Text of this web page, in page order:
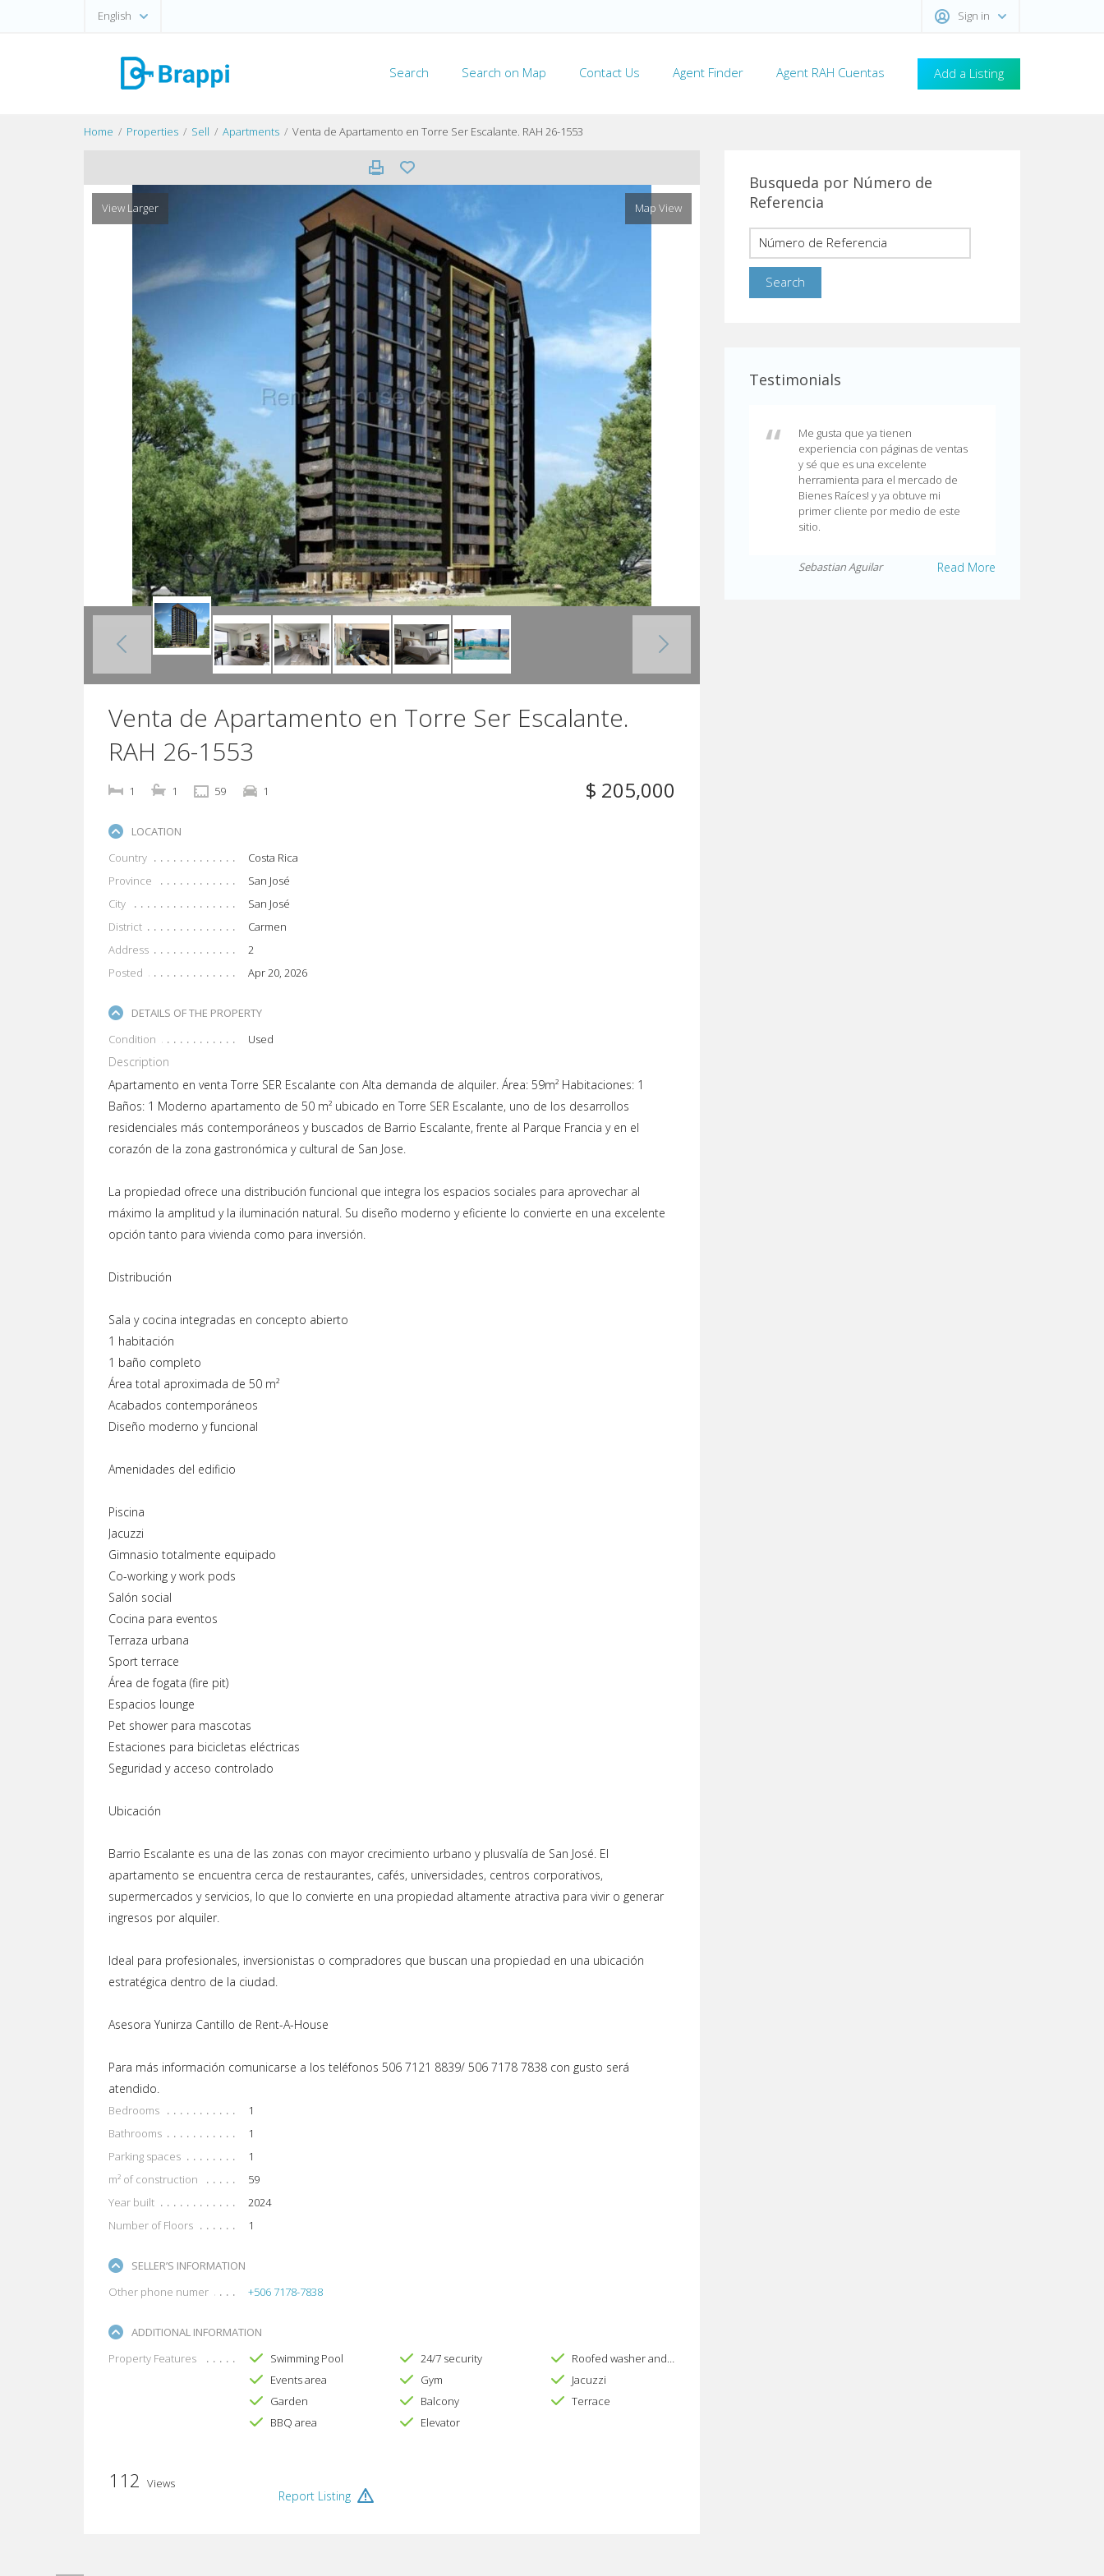
English Sign in
Add a Listing
Search Search on Map Contact Us Agent Finder Agent RAH Cuentas
Home Properties Sell Apartments Venta de Apartamento en Torre Ser Escalante. RAH 26-1553
Busqueda por Número de
Referencia
Testimonials
Me gusta que ya tienen
experiencia con páginas de ventas
y sé que es una excelente
herramienta para el mercado de
Bienes Raíces! y ya obtuve mi
primer cliente por medio de este
sitio.
Read More
Sebastian Aguilar
View Larger Map View
Venta de Apartamento en Torre Ser Escalante.
RAH 26-1553
$ 205,000
1 1 59 1
LOCATION
Country
Costa Rica
Province
San José
City
San José
District
Carmen
Address
2
Posted
Apr 20, 2026
DETAILS OF THE PROPERTY
Condition
Used
Description
Apartamento en venta Torre SER Escalante con Alta demanda de alquiler. Área: 59m² Habitaciones: 1
Baños: 1 Moderno apartamento de 50 m² ubicado en Torre SER Escalante, uno de los desarrollos
residenciales más contemporáneos y buscados de Barrio Escalante, frente al Parque Francia y en el
corazón de la zona gastronómica y cultural de San Jose.
La propiedad ofrece una distribución funcional que integra los espacios sociales para aprovechar al
máximo la amplitud y la iluminación natural. Su diseño moderno y eficiente lo convierte en una excelente
opción tanto para vivienda como para inversión.
Distribución
Sala y cocina integradas en concepto abierto
1 habitación
1 baño completo
Área total aproximada de 50 m²
Acabados contemporáneos
Diseño moderno y funcional
Amenidades del edificio
Piscina
Jacuzzi
Gimnasio totalmente equipado
Co-working y work pods
Salón social
Cocina para eventos
Terraza urbana
Sport terrace
Área de fogata (fire pit)
Espacios lounge
Pet shower para mascotas
Estaciones para bicicletas eléctricas
Seguridad y acceso controlado
Ubicación
Barrio Escalante es una de las zonas con mayor crecimiento urbano y plusvalía de San José. El
apartamento se encuentra cerca de restaurantes, cafés, universidades, centros corporativos,
supermercados y servicios, lo que lo convierte en una propiedad altamente atractiva para vivir o generar
ingresos por alquiler.
Ideal para profesionales, inversionistas o compradores que buscan una propiedad en una ubicación
estratégica dentro de la ciudad.
Asesora Yunirza Cantillo de Rent-A-House
Para más información comunicarse a los teléfonos 506 7121 8839/ 506 7178 7838 con gusto será
atendido.
Bedrooms
1
Bathrooms
1
Parking spaces
1
m² of construction
59
Year built
2024
Number of Floors
1
SELLER’S INFORMATION
Other phone numer
+506 7178-7838
ADDITIONAL INFORMATION
Property Features
Swimming Pool 24/7 security
Roofed washer and dryer area
Events area
Gym
Jacuzzi
Garden
Balcony
Terrace
BBQ area
Elevator
Report Listing
112 Views